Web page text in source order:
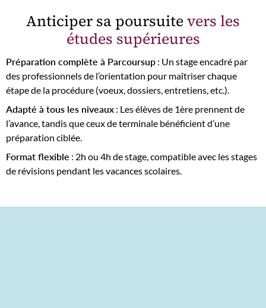
Anticiper sa poursuite vers les
études supérieures
Préparation complète à Parcoursup : Un stage encadré par
des professionnels de l’orientation pour maîtriser chaque
étape de la procédure (voeux, dossiers, entretiens, etc.).
Adapté à tous les niveaux : Les élèves de 1ère prennent de
l’avance, tandis que ceux de terminale bénéficient d’une
préparation ciblée.
Format flexible : 2h ou 4h de stage, compatible avec les stages
de révisions pendant les vacances scolaires.